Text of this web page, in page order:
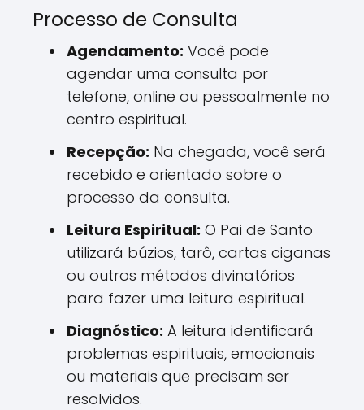
Processo de Consulta
Agendamento: Você pode
agendar uma consulta por
telefone, online ou pessoalmente no
centro espiritual.
Recepção: Na chegada, você será
recebido e orientado sobre o
processo da consulta.
Leitura Espiritual: O Pai de Santo
utilizará búzios, tarô, cartas ciganas
ou outros métodos divinatórios
para fazer uma leitura espiritual.
Diagnóstico: A leitura identificará
problemas espirituais, emocionais
ou materiais que precisam ser
resolvidos.